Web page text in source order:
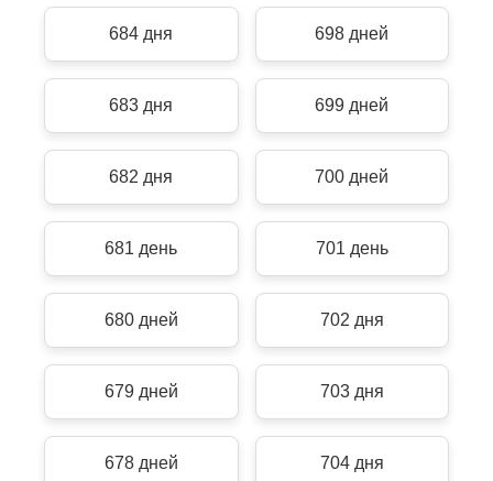
684 дня 698 дней
683 дня 699 дней
682 дня 700 дней
681 день 701 день
680 дней 702 дня
679 дней 703 дня
678 дней 704 дня